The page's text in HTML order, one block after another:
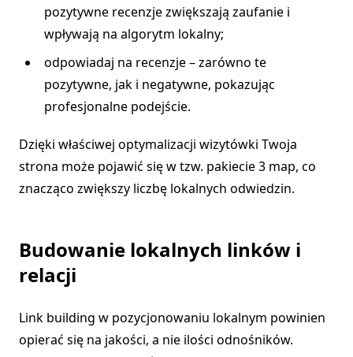
pozytywne recenzje zwiększają zaufanie i
wpływają na algorytm lokalny;
odpowiadaj na recenzje – zarówno te
pozytywne, jak i negatywne, pokazując
profesjonalne podejście.
Dzięki właściwej optymalizacji wizytówki Twoja
strona może pojawić się w tzw. pakiecie 3 map, co
znacząco zwiększy liczbę lokalnych odwiedzin.
Budowanie lokalnych linków i
relacji
Link building w pozycjonowaniu lokalnym powinien
opierać się na jakości, a nie ilości odnośników.